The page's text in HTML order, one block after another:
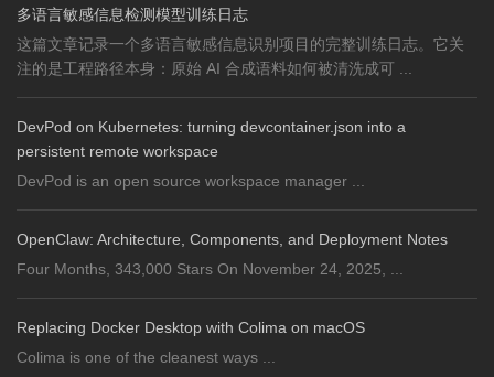
多语言敏感信息检测模型训练日志
这篇文章记录一个多语言敏感信息识别项目的完整训练日志。它关
注的是工程路径本身：原始 AI 合成语料如何被清洗成可 ...
DevPod on Kubernetes: turning devcontainer.json into a
persistent remote workspace
DevPod is an open source workspace manager ...
OpenClaw: Architecture, Components, and Deployment Notes
Four Months, 343,000 Stars On November 24, 2025, ...
Replacing Docker Desktop with Colima on macOS
Colima is one of the cleanest ways ...